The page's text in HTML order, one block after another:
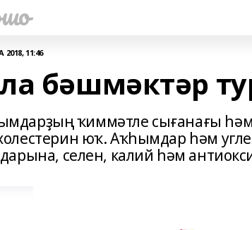
2018, 11:46
бәшмәктәр
ҡиммәтле сығанағы
юҡ. Аҡһымдар һәм
селен, калий һәм